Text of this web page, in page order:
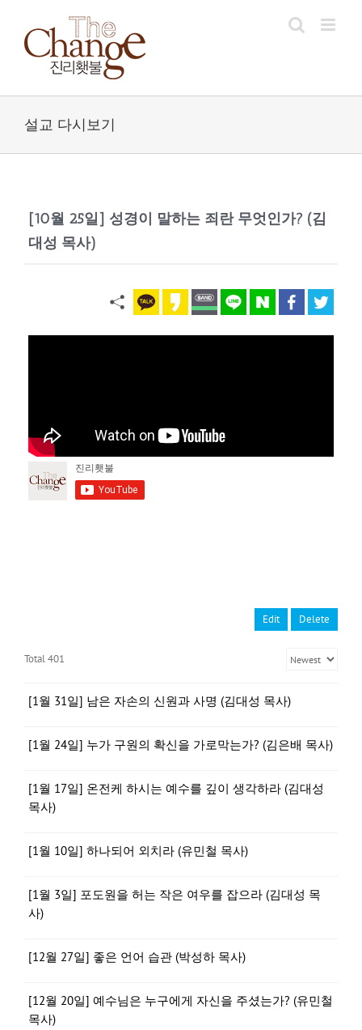
content
설교 다시보기
[10월 25일] 성경이 말하는 죄란 무엇인가? (김
대성 목사)
Edit Delete
Total 401
[1월 31일] 남은 자손의 신원과 사명 (김대성 목사)
[1월 24일] 누가 구원의 확신을 가로막는가? (김은배 목사)
[1월 17일] 온전케 하시는 예수를 깊이 생각하라 (김대성
목사)
[1월 10일] 하나되어 외치라 (유민철 목사)
[1월 3일] 포도원을 허는 작은 여우를 잡으라 (김대성 목
사)
[12월 27일] 좋은 언어 습관 (박성하 목사)
[12월 20일] 예수님은 누구에게 자신을 주셨는가? (유민철
목사)